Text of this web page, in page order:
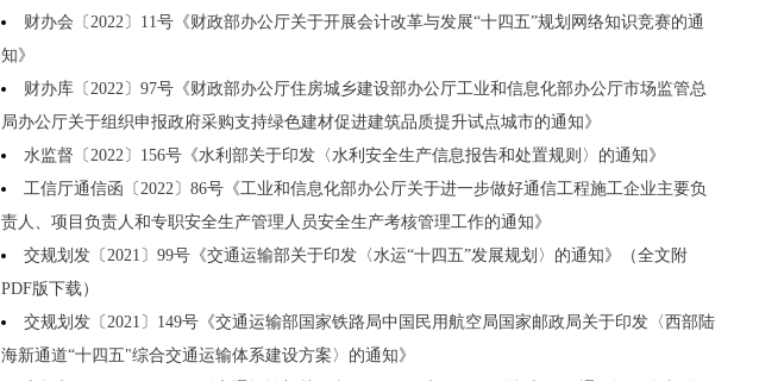
财办会〔2022〕11号《财政部办公厅关于开展会计改革与发展“十四五”规划网络知识竞赛的通
知》
财办库〔2022〕97号《财政部办公厅住房城乡建设部办公厅工业和信息化部办公厅市场监管总
局办公厅关于组织申报政府采购支持绿色建材促进建筑品质提升试点城市的通知》
水监督〔2022〕156号《水利部关于印发〈水利安全生产信息报告和处置规则〉的通知》
工信厅通信函〔2022〕86号《工业和信息化部办公厅关于进一步做好通信工程施工企业主要负
责人、项目负责人和专职安全生产管理人员安全生产考核管理工作的通知》
交规划发〔2021〕99号《交通运输部关于印发〈水运“十四五”发展规划〉的通知》（全文附
PDF版下载）
交规划发〔2021〕149号《交通运输部国家铁路局中国民用航空局国家邮政局关于印发〈西部陆
海新通道“十四五"综合交通运输体系建设方案〉的通知》